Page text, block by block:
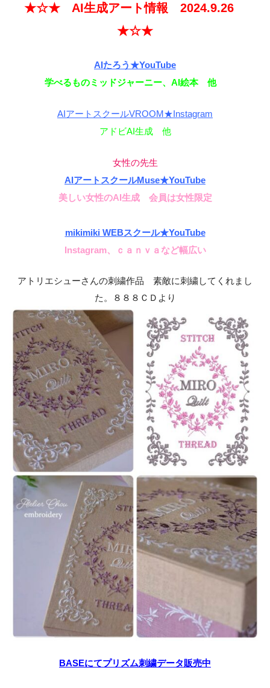
★☆★ AI生成アート情報 2024.9.26
★☆★
AIたろう★YouTube
学べるものミッドジャーニー、AI絵本 他
AIアートスクールVROOM★Instagram
アドビAI生成 他
女性の先生
AIアートスクールMuse★YouTube
美しい女性のAI生成 会員は女性限定
mikimiki WEBスクール★YouTube
Instagram、ｃａｎｖａなど幅広い
アトリエシューさんの刺繍作品 素敵に刺繍してくれまし
た。８８８ＣＤより
BASEにてプリズム刺繍データ販売中